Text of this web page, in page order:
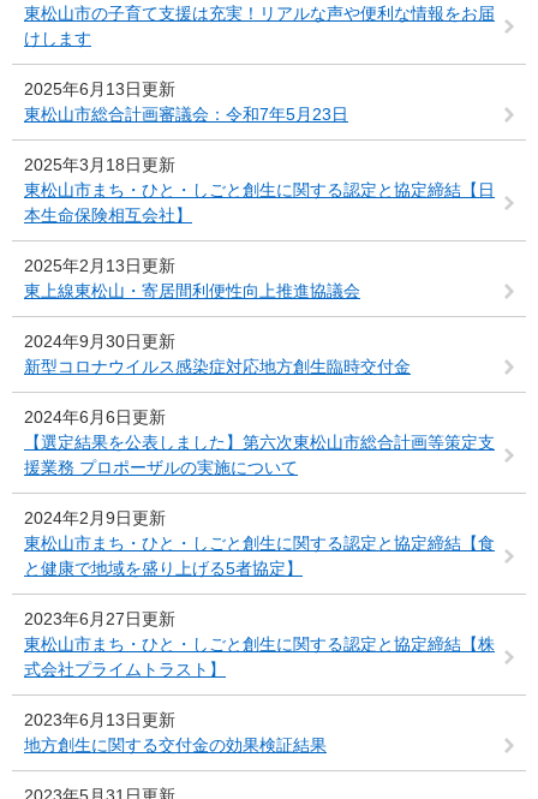
東松山市の子育て支援は充実！リアルな声や便利な情報をお届
けします
2025年6月13日更新
東松山市総合計画審議会：令和7年5月23日
2025年3月18日更新
東松山市まち・ひと・しごと創生に関する認定と協定締結【日
本生命保険相互会社】
2025年2月13日更新
東上線東松山・寄居間利便性向上推進協議会
2024年9月30日更新
新型コロナウイルス感染症対応地方創生臨時交付金
2024年6月6日更新
【選定結果を公表しました】第六次東松山市総合計画等策定支
援業務 プロポーザルの実施について
2024年2月9日更新
東松山市まち・ひと・しごと創生に関する認定と協定締結【食
と健康で地域を盛り上げる5者協定】
2023年6月27日更新
東松山市まち・ひと・しごと創生に関する認定と協定締結【株
式会社プライムトラスト】
2023年6月13日更新
地方創生に関する交付金の効果検証結果